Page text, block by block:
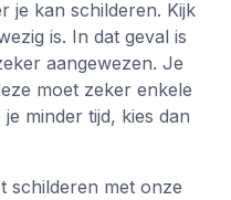
je kan schilderen. Kijk
is. In dat geval is
aangewezen. Je
moet zeker enkele
minder tijd, kies dan
schilderen met onze